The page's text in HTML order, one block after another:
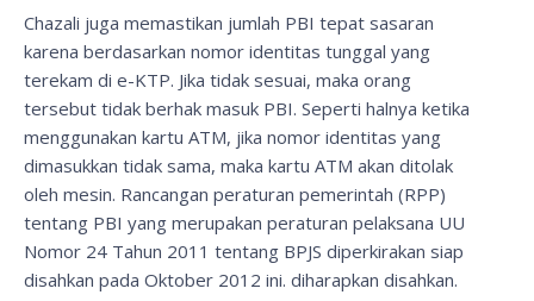
Chazali juga memastikan jumlah PBI tepat sasaran
karena berdasarkan nomor identitas tunggal yang
terekam di e-KTP. Jika tidak sesuai, maka orang
tersebut tidak berhak masuk PBI. Seperti halnya ketika
menggunakan kartu ATM, jika nomor identitas yang
dimasukkan tidak sama, maka kartu ATM akan ditolak
oleh mesin. Rancangan peraturan pemerintah (RPP)
tentang PBI yang merupakan peraturan pelaksana UU
Nomor 24 Tahun 2011 tentang BPJS diperkirakan siap
disahkan pada Oktober 2012 ini. diharapkan disahkan.